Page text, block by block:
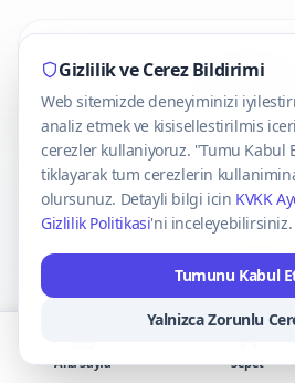
CaseOnn
© 2025 CaseOnn. Tüm
VISA
Gizlilik ve Cerez Bildirimi
Web sitemizde deneyiminizi
analiz etmek ve kisisellestirilmis
cerezler kullaniyoruz. "Tumu Kabul
tiklayarak tum cerezlerin
olursunuz. Detayli bilgi icin KVKK
Gizlilik Politikasi'ni inceleyebilirsiniz.
Tumunu Kabul
Yalnizca Zorunlu
Ana Sayfa Sepet